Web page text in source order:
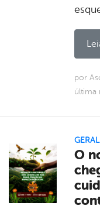
por
última
GERAL
O